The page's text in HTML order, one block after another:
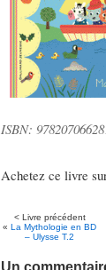
ISBN:
Achetez ce livre
< Livre précédent
« La Mythologie en BD
– Ulysse T.2
Un